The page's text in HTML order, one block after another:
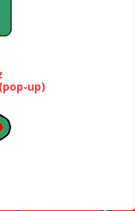
up)